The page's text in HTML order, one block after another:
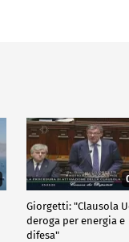
Giorgetti: "Clausola
deroga per energia e
difesa"